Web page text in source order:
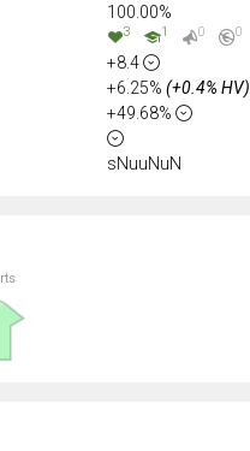
100.00%
3 1 0 0
+8.4
+6.25% (+0.4% HV)
+49.68%
sNuuNuN